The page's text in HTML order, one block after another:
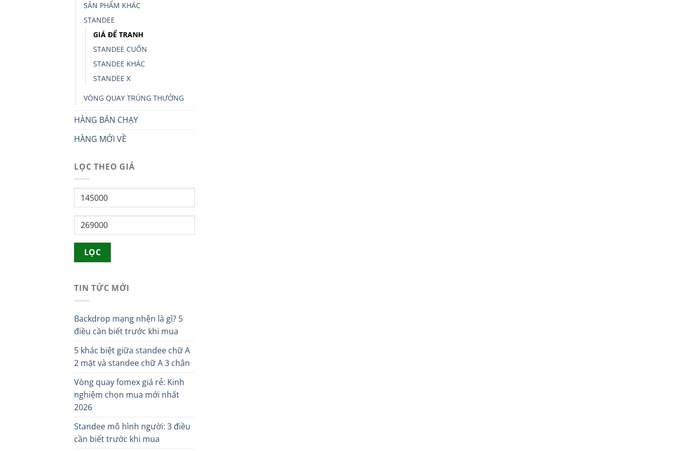
SẢN PHẨM KHÁC
STANDEE
GIÁ ĐỂ TRANH
STANDEE CUỐN
STANDEE KHÁC
STANDEE X
VÒNG QUAY TRÚNG THƯỞNG
HÀNG BÁN CHẠY
HÀNG MỚI VỀ
LỌC THEO GIÁ
Giá
thấp
nhất
Giá
cao
nhất
LỌC
TIN TỨC MỚI
Backdrop mạng nhện là gì? 5
điều cần biết trước khi mua
5 khác biệt giữa standee chữ A
2 mặt và standee chữ A 3 chân
Vòng quay fomex giá rẻ: Kinh
nghiệm chọn mua mới nhất
2026
Standee mô hình người: 3 điều
cần biết trước khi mua